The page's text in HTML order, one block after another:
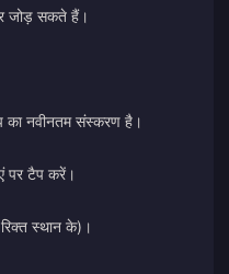
जोड़ सकते हैं।
का नवीनतम संस्करण है।
पर टैप करें।
स्थान के)।